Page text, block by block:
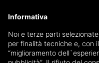
Receive a copy
Informativa
Noi e terze parti
per finalità tecniche e, con
“miglioramento